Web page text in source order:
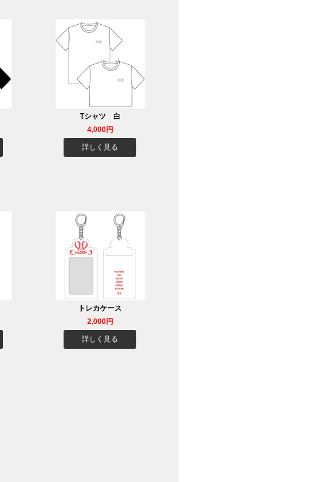
Tシャツ 白
4,000円
詳しく見る
トレカケース
2,000円
詳しく見る